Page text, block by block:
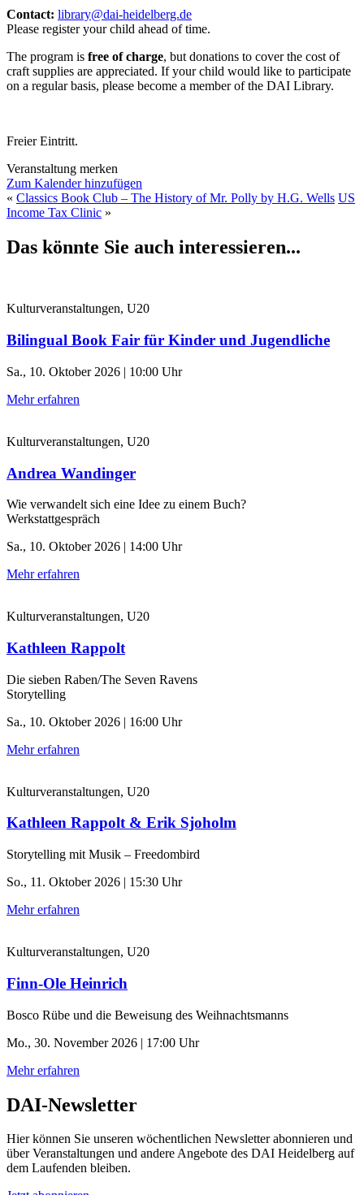
Contact: library@dai-heidelberg.de
Please register your child ahead of time.
The program is free of charge, but donations to cover the cost of
craft supplies are appreciated. If your child would like to participate
on a regular basis, please become a member of the DAI Library.
Freier Eintritt.
Veranstaltung merken
Zum Kalender hinzufügen
« Classics Book Club – The History of Mr. Polly by H.G. Wells US
Income Tax Clinic »
Das könnte Sie auch interessieren...
Kulturveranstaltungen, U20
Bilingual Book Fair für Kinder und Jugendliche
Sa., 10. Oktober 2026 | 10:00 Uhr
Mehr erfahren
Kulturveranstaltungen, U20
Andrea Wandinger
Wie verwandelt sich eine Idee zu einem Buch?
Werkstattgespräch
Sa., 10. Oktober 2026 | 14:00 Uhr
Mehr erfahren
Kulturveranstaltungen, U20
Kathleen Rappolt
Die sieben Raben/The Seven Ravens
Storytelling
Sa., 10. Oktober 2026 | 16:00 Uhr
Mehr erfahren
Kulturveranstaltungen, U20
Kathleen Rappolt & Erik Sjoholm
Storytelling mit Musik – Freedombird
So., 11. Oktober 2026 | 15:30 Uhr
Mehr erfahren
Kulturveranstaltungen, U20
Finn-Ole Heinrich
Bosco Rübe und die Beweisung des Weihnachtsmanns
Mo., 30. November 2026 | 17:00 Uhr
Mehr erfahren
DAI-Newsletter
Hier können Sie unseren wöchentlichen Newsletter abonnieren und
über Veranstaltungen und andere Angebote des DAI Heidelberg auf
dem Laufenden bleiben.